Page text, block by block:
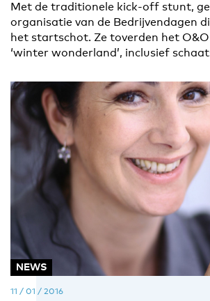
Met de traditionele kick-off stunt,
organisatie van de Bedrijvendagen
het startschot. Ze toverden het
‘winter wonderland’, inclusief
NEWS
11 / 01 / 2016